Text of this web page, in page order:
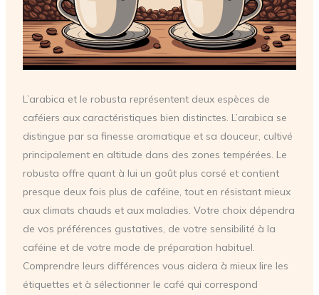
L’arabica et le robusta représentent deux espèces de
caféiers aux caractéristiques bien distinctes. L’arabica se
distingue par sa finesse aromatique et sa douceur, cultivé
principalement en altitude dans des zones tempérées. Le
robusta offre quant à lui un goût plus corsé et contient
presque deux fois plus de caféine, tout en résistant mieux
aux climats chauds et aux maladies. Votre choix dépendra
de vos préférences gustatives, de votre sensibilité à la
caféine et de votre mode de préparation habituel.
Comprendre leurs différences vous aidera à mieux lire les
étiquettes et à sélectionner le café qui correspond